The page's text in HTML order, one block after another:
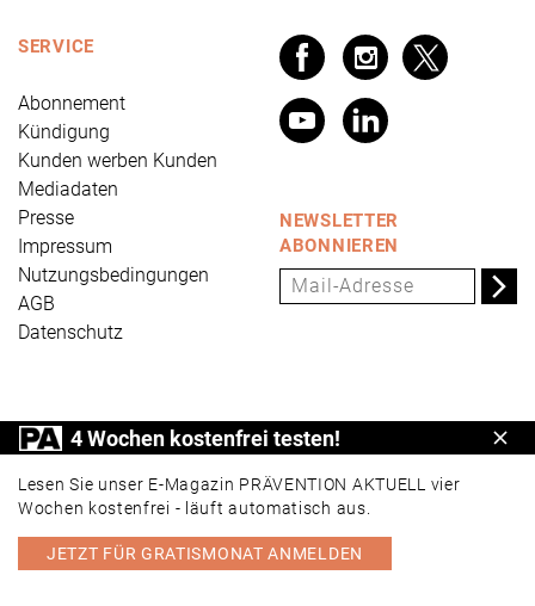
SERVICE
Abonnement
Kündigung
Kunden werben Kunden
Mediadaten
Presse
Impressum
Nutzungsbedingungen
AGB
Datenschutz
NEWSLETTER
ABONNIEREN
PRÄVENTION AKTUELL ist ein Produkt der Universum
Verlag GmbH, Wettinerstraße 3-5, 65189 Wiesbaden,
www.universum.de,info@universum.de
PORTAL E-MAGAZIN
4 Wochen kostenfrei testen!
Lesen Sie unser E-Magazin PRÄVENTION AKTUELL vier
Wochen kostenfrei - läuft automatisch aus.
JETZT FÜR GRATISMONAT ANMELDEN